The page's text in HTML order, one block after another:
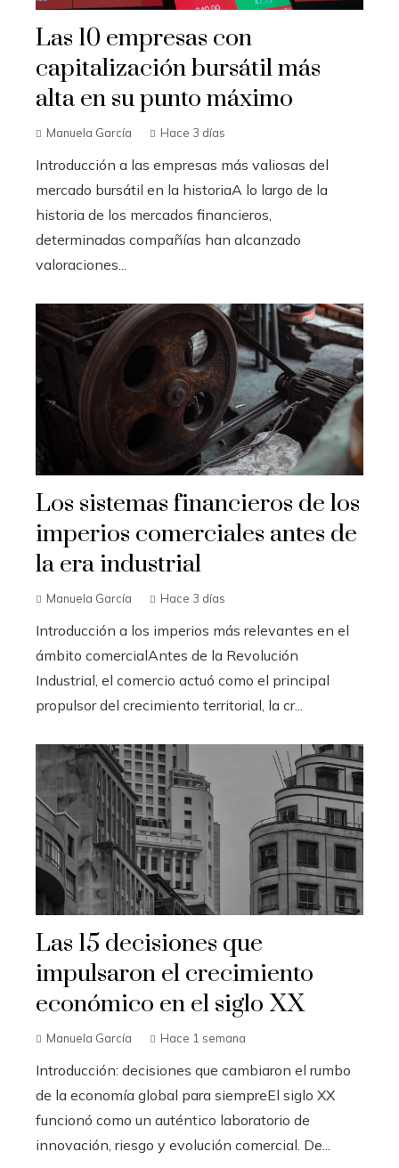
Las 10 empresas con
capitalización bursátil más
alta en su punto máximo
Manuela García Hace 3 días
Introducción a las empresas más valiosas del
mercado bursátil en la historiaA lo largo de la
historia de los mercados financieros,
determinadas compañías han alcanzado
valoraciones...
Los sistemas financieros de los
imperios comerciales antes de
la era industrial
Manuela García Hace 3 días
Introducción a los imperios más relevantes en el
ámbito comercialAntes de la Revolución
Industrial, el comercio actuó como el principal
propulsor del crecimiento territorial, la cr...
Las 15 decisiones que
impulsaron el crecimiento
económico en el siglo XX
Manuela García Hace 1 semana
Introducción: decisiones que cambiaron el rumbo
de la economía global para siempreEl siglo XX
funcionó como un auténtico laboratorio de
innovación, riesgo y evolución comercial. De...